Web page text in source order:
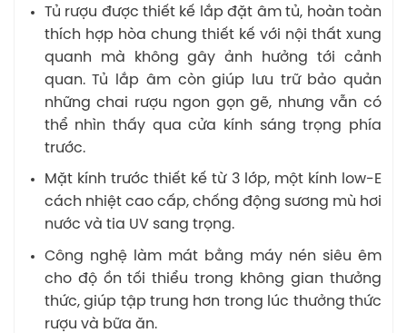
Tủ rượu được thiết kế lắp đặt âm tủ, hoàn toàn
thích hợp hòa chung thiết kế với nội thất xung
quanh mà không gây ảnh hưởng tới cảnh
quan. Tủ lắp âm còn giúp lưu trữ bảo quản
những chai rượu ngon gọn gẽ, nhưng vẫn có
thể nhìn thấy qua cửa kính sáng trọng phía
trước.
Mặt kính trước thiết kế từ 3 lớp, một kính low-E
cách nhiệt cao cấp, chống động sương mù hơi
nước và tia UV sang trọng.
Công nghệ làm mát bằng máy nén siêu êm
cho độ ồn tối thiểu trong không gian thưởng
thức, giúp tập trung hơn trong lúc thưởng thức
rượu và bữa ăn.